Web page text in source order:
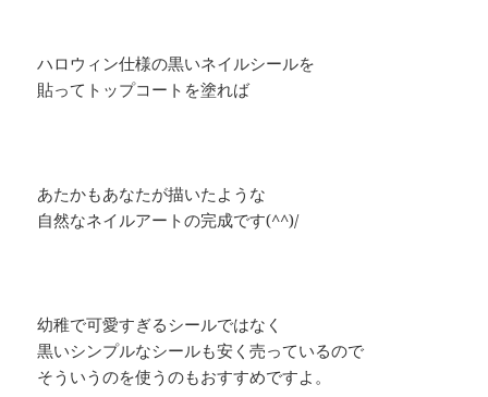
ハロウィン仕様の黒いネイルシールを
貼ってトップコートを塗れば
あたかもあなたが描いたような
自然なネイルアートの完成です(^^)/
幼稚で可愛すぎるシールではなく
黒いシンプルなシールも安く売っているので
そういうのを使うのもおすすめですよ。